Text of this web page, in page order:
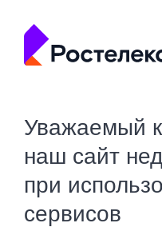
Уважаемый
наш сайт
при
сервисов